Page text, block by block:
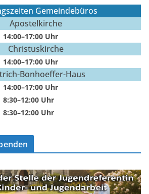
Gemeindebüros
Apostelkirche
14:00–17:00 Uhr
Christuskirche
14:00–17:00 Uhr
Bonhoeffer-Haus
14:00–17:00 Uhr
8:30–12:00 Uhr
8:30–12:00 Uhr